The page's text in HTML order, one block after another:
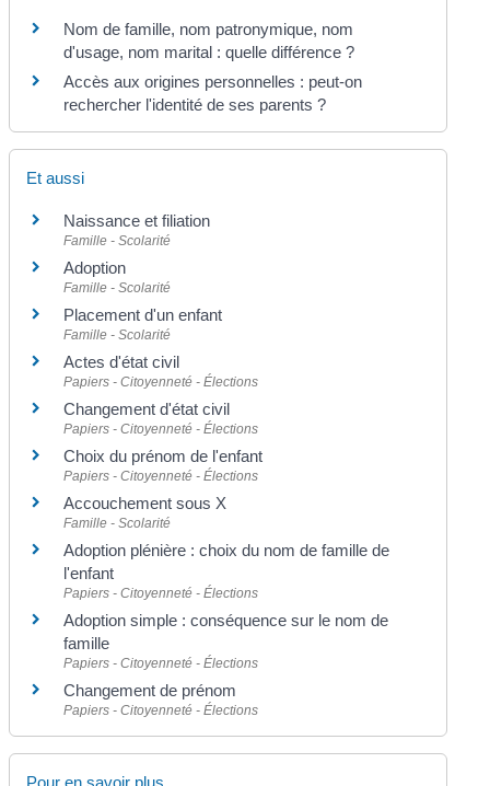
Nom de famille, nom patronymique, nom
d'usage, nom marital : quelle différence ?
Accès aux origines personnelles : peut-on
rechercher l'identité de ses parents ?
Et aussi
Naissance et filiation
Famille - Scolarité
Adoption
Famille - Scolarité
Placement d'un enfant
Famille - Scolarité
Actes d'état civil
Papiers - Citoyenneté - Élections
Changement d'état civil
Papiers - Citoyenneté - Élections
Choix du prénom de l'enfant
Papiers - Citoyenneté - Élections
Accouchement sous X
Famille - Scolarité
Adoption plénière : choix du nom de famille de
l'enfant
Papiers - Citoyenneté - Élections
Adoption simple : conséquence sur le nom de
famille
Papiers - Citoyenneté - Élections
Changement de prénom
Papiers - Citoyenneté - Élections
Pour en savoir plus